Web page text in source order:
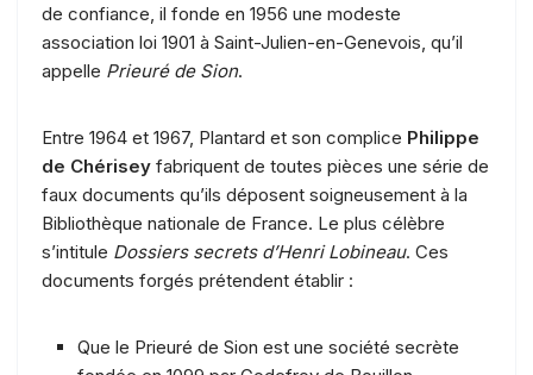
de confiance, il fonde en 1956 une modeste
association loi 1901 à Saint-Julien-en-Genevois, qu’il
appelle Prieuré de Sion.
Entre 1964 et 1967, Plantard et son complice Philippe
de Chérisey fabriquent de toutes pièces une série de
faux documents qu’ils déposent soigneusement à la
Bibliothèque nationale de France. Le plus célèbre
s’intitule Dossiers secrets d’Henri Lobineau. Ces
documents forgés prétendent établir :
Que le Prieuré de Sion est une société secrète